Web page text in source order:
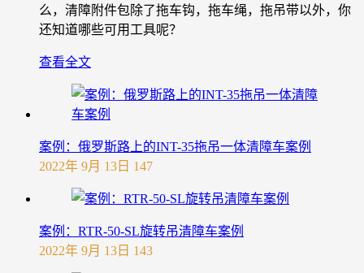
么，清障附件包除了拖车钩，拖车绳，拖吊带以外，你
还知道哪些可用工具呢？
查看全文
案例：俄罗斯路上的INT-35拖吊一体清障车案例
2022年 9月 13日 147
案例：RTR-50-SL旋转吊清障车案例
2022年 9月 13日 143